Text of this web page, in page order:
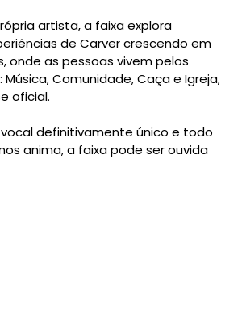
artista, a faixa explora
de Carver crescendo em
onde as pessoas vivem pelos
Música, Comunidade, Caça e Igreja,
oficial.
definitivamente único e todo
anima, a faixa pode ser ouvida